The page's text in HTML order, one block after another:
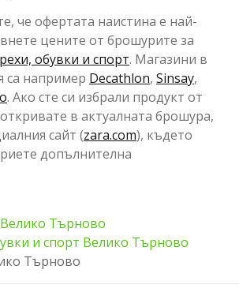
че офертата наистина е най-
цените от брошурите за
обувки и спорт. Магазини в
са например Decathlon, Sinsay,
. Ако сте си избрали продукт от
в актуалната брошура,
сайт (zara.com), където
допълнителна
Търново
и спорт Велико Търново
Търново